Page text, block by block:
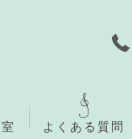
よくある質問